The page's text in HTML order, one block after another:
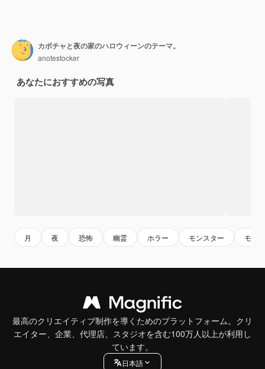
カボチャと夜の家のハロウィーンのテーマ。
anotestocker
あなたにおすすめの写真
月 夜 恐怖 幽霊 ホラー モンスター モン
最高のクリエイティブ制作を導くためのプラットフォーム。クリ
エイター、企業、代理店、スタジオを含む100万人以上が利用し
ています。
日本語